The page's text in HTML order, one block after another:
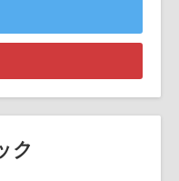
ク